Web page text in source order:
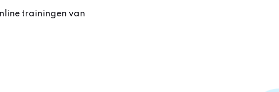
trainingen van